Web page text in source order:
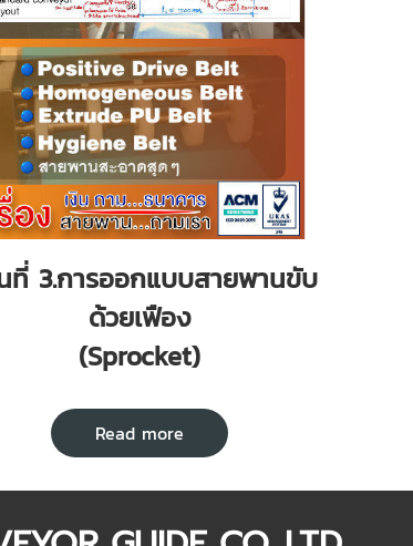
ที่ 3.การออกแบบสายพานขับ
ด้วยเฟือง
(Sprocket)
Read more